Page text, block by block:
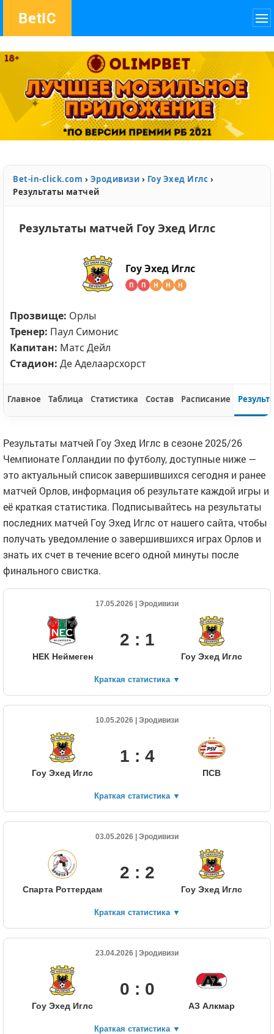
BetIC
Bet-in-click.com › Эродивизи › Гоу Эхед Иглс ›
Результаты матчей
Результаты матчей Гоу Эхед Иглс
Гоу Эхед Иглс
П П Н Н Н
Прозвище: Орлы
Тренер: Паул Симонис
Капитан: Матс Дейл
Стадион: Де Аделаарсхорст
Главное Таблица Статистика Состав Расписание
Результаты матчей Гоу Эхед Иглс в сезоне 2025/26
Чемпионате Голландии по футболу, доступные ниже —
это актуальный список завершившихся сегодня и ранее
матчей Орлов, информация об результате каждой игры и
её краткая статистика. Подписывайтесь на результаты
последних матчей Гоу Эхед Иглс от нашего сайта, чтобы
получать уведомление о завершившихся играх Орлов и
знать их счет в течение всего одной минуты после
финального свистка.
17.05.2026 | Эродивизи
НЕК Неймеген
2 : 1
Гоу Эхед Иглс
Краткая статистика ▼
10.05.2026 | Эродивизи
Гоу Эхед Иглс
1 : 4
ПСВ
Краткая статистика ▼
03.05.2026 | Эродивизи
Спарта Роттердам
2 : 2
Гоу Эхед Иглс
Краткая статистика ▼
23.04.2026 | Эродивизи
Гоу Эхед Иглс
0 : 0
АЗ Алкмар
Краткая статистика ▼